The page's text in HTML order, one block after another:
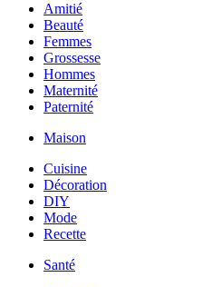
Amitié
Beauté
Femmes
Grossesse
Hommes
Maternité
Paternité
Maison
Cuisine
Décoration
DIY
Mode
Recette
Santé